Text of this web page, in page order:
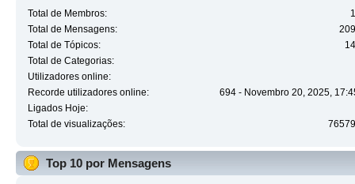
Total de Membros:
Total de Mensagens:
Total de Tópicos:
Total de Categorias:
Utilizadores online:
Recorde utilizadores online:
694 - Novembro 20, 2025,
Ligados Hoje:
Total de visualizações:
Top 10 por Mensagens